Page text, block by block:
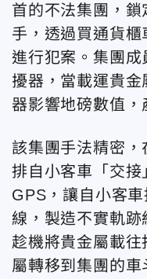
首的不法集團，
手，透過買通貨
進行犯案。集團
擾器，當載運貴
器影響地磅數值，
該集團手法精密
排自小客車「交
GPS，讓自小客
線，製造不實軌跡
趁機將貴金屬載
屬轉移到集團的